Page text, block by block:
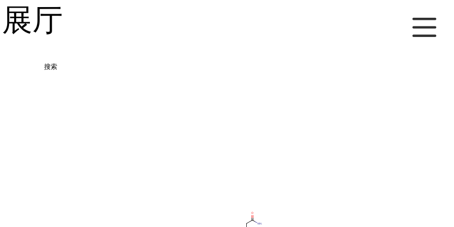
厅
搜索